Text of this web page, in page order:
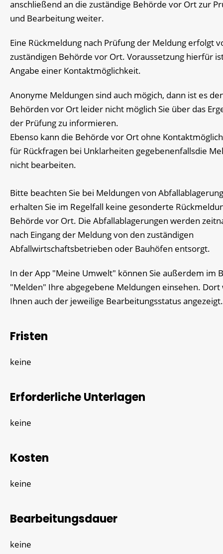
anschließend an die zuständige Behörde vor Ort zur
und Bearbeitung weiter.
Eine Rückmeldung nach Prüfung der Meldung erfolgt
zuständigen Behörde vor Ort. Voraussetzung hierfür
Angabe einer Kontaktmöglichkeit.
Anonyme Meldungen sind auch mögich, dann ist es
Behörden vor Ort leider nicht möglich Sie über das
der Prüfung zu informieren.
Ebenso kann die Behörde vor Ort ohne
für Rückfragen bei Unklarheiten gegebenenfallsdie
nicht bearbeiten.
Bitte beachten Sie bei Meldungen von
erhalten Sie im Regelfall keine gesonderte
Behörde vor Ort. Die Abfallablagerungen werden
nach Eingang der Meldung von den zuständigen
Abfallwirtschaftsbetrieben oder Bauhöfen entsorgt.
In der App "Meine Umwelt" können Sie außerdem im
"Melden" Ihre abgegebene Meldungen einsehen. Dort
Ihnen auch der jeweilige Bearbeitungsstatus angezeigt.
Fristen
keine
Erforderliche Unterlagen
keine
Kosten
keine
Bearbeitungsdauer
keine